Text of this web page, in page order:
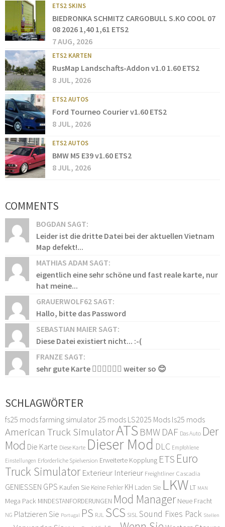
ETS2 SKINS
BIEDRONKA SCHMITZ CARGOBULL S.KO COOL 07
08 2026 1,40 1,61 ETS2
7 AUG, 2026
ETS2 KARTEN
RusMap Landschafts-Addon v1.0 1.60 ETS2
8 JUL, 2026
ETS2 AUTOS
Ford Tourneo Courier v1.60 ETS2
8 JUL, 2026
ETS2 AUTOS
BMW M5 E39 v1.60 ETS2
8 JUL, 2026
COMMENTS
BOGDAN SAGT:
Leider ist die dritte Datei bei der aktuellen Vietnam
Map defekt!...
MATHIAS ADAM SAGT:
eigentlich eine sehr schöne und fast reale karte, nur
hat meine...
GRAUERWOLF62 SAGT:
Hallo, bitte das Password
SEBASTIAN MAIER SAGT:
Diese Datei existiert nicht... :-(
FRANZE SAGT:
sehr gute Karte 👍🏻👍🏻👍🏻 weiter so 😊
SCHLAGWÖRTER
fs25 modsfarming simulator 25 mods LS2025 Mods ls25 mods
American Truck SimulatorATS BMW DAF Das Auto Der
Mod Die Karte Diese Karte Dieser Mod DLC Empfohlene
Einstellungen Erforderliche Spielversion Erweiterte Kopplung ETS Euro
Truck Simulator Exterieur Interieur Freightliner Cascadia
GENIESSEN GPS Kaufen Sie Keine Fehler KH Laden Sie LKW LT MAN
Mega Pack MINDESTANFORDERUNGEN Mod Manager Neue Fracht
NG Platzieren Sie Portugal PS RJL SCS SISLSound Fixes Pack Stellen